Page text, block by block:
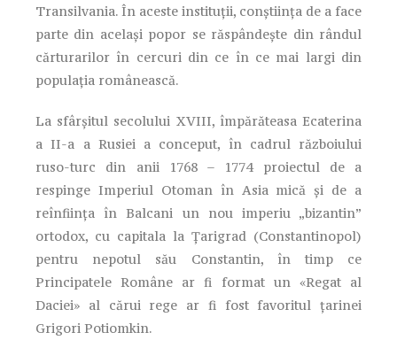
Transilvania. În aceste instituții, conștiința de a face
parte din același popor se răspândește din rândul
cărturarilor în cercuri din ce în ce mai largi din
populația românească.
La sfârșitul secolului XVIII, împărăteasa Ecaterina
a II-a a Rusiei a conceput, în cadrul războiului
ruso-turc din anii 1768 – 1774 proiectul de a
respinge Imperiul Otoman în Asia mică și de a
reînființa în Balcani un nou imperiu „bizantin”
ortodox, cu capitala la Țarigrad (Constantinopol)
pentru nepotul său Constantin, în timp ce
Principatele Române ar fi format un «Regat al
Daciei» al cărui rege ar fi fost favoritul țarinei
Grigori Potiomkin.